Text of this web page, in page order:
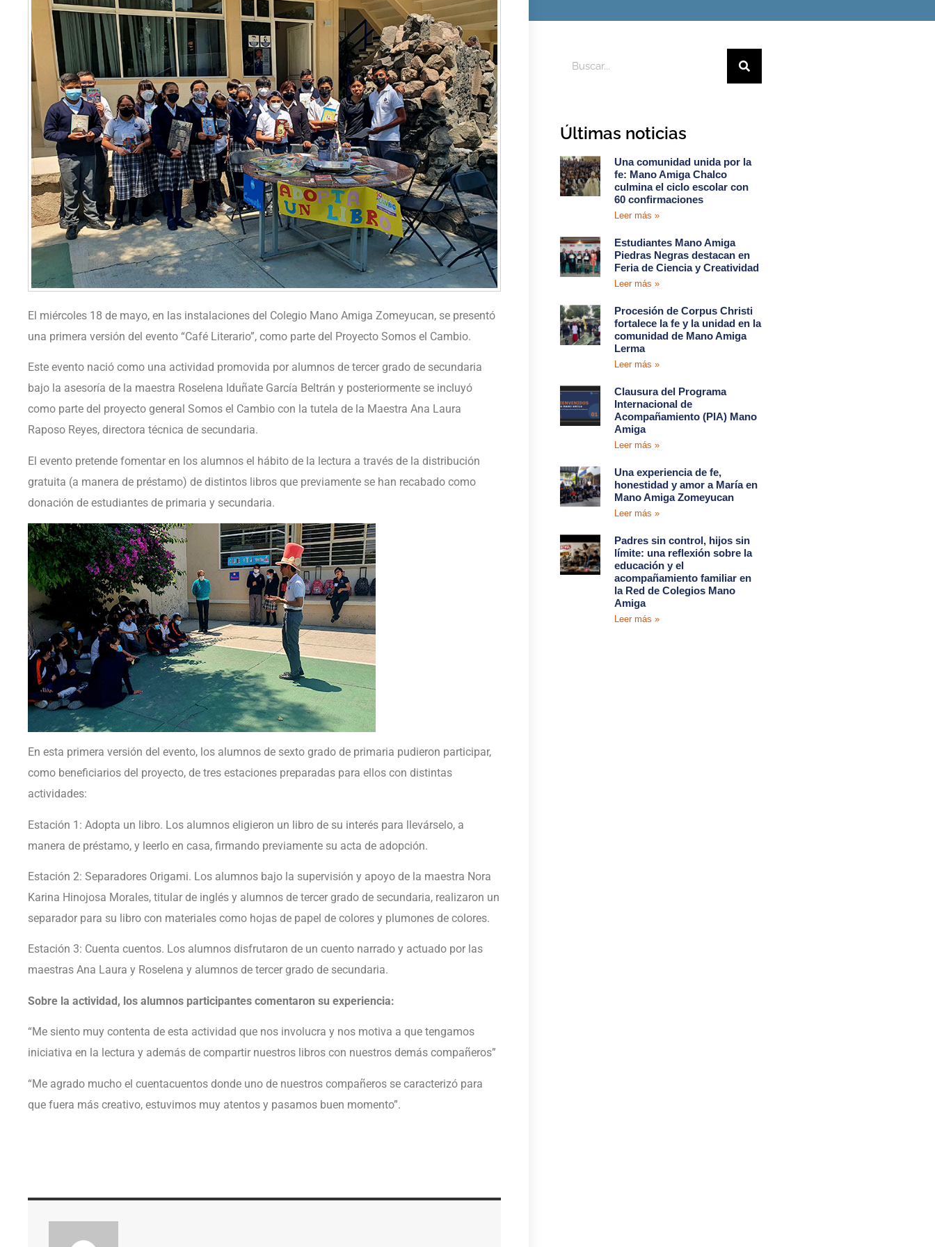
El miércoles 18 de mayo, en las instalaciones del Colegio Mano Amiga Zomeyucan, se presentó
una primera versión del evento “Café Literario”, como parte del Proyecto Somos el Cambio.
Este evento nació como una actividad promovida por alumnos de tercer grado de secundaria
bajo la asesoría de la maestra Roselena Iduñate García Beltrán y posteriormente se incluyó
como parte del proyecto general Somos el Cambio con la tutela de la Maestra Ana Laura
Raposo Reyes, directora técnica de secundaria.
El evento pretende fomentar en los alumnos el hábito de la lectura a través de la distribución
gratuita (a manera de préstamo) de distintos libros que previamente se han recabado como
donación de estudiantes de primaria y secundaria.
En esta primera versión del evento, los alumnos de sexto grado de primaria pudieron participar,
como beneficiarios del proyecto, de tres estaciones preparadas para ellos con distintas
actividades:
Estación 1: Adopta un libro. Los alumnos eligieron un libro de su interés para llevárselo, a
manera de préstamo, y leerlo en casa, firmando previamente su acta de adopción.
Estación 2: Separadores Origami. Los alumnos bajo la supervisión y apoyo de la maestra Nora
Karina Hinojosa Morales, titular de inglés y alumnos de tercer grado de secundaria, realizaron un
separador para su libro con materiales como hojas de papel de colores y plumones de colores.
Estación 3: Cuenta cuentos. Los alumnos disfrutaron de un cuento narrado y actuado por las
maestras Ana Laura y Roselena y alumnos de tercer grado de secundaria.
Sobre la actividad, los alumnos participantes comentaron su experiencia:
“Me siento muy contenta de esta actividad que nos involucra y nos motiva a que tengamos
iniciativa en la lectura y además de compartir nuestros libros con nuestros demás compañeros”
“Me agrado mucho el cuentacuentos donde uno de nuestros compañeros se caracterizó para
que fuera más creativo, estuvimos muy atentos y pasamos buen momento”.
Últimas noticias
Una comunidad unida por la
fe: Mano Amiga Chalco
culmina el ciclo escolar con
60 confirmaciones
Leer más »
Estudiantes Mano Amiga
Piedras Negras destacan en
Feria de Ciencia y Creatividad
Leer más »
Procesión de Corpus Christi
fortalece la fe y la unidad en la
comunidad de Mano Amiga
Lerma
Leer más »
Clausura del Programa
Internacional de
Acompañamiento (PIA) Mano
Amiga
Leer más »
Una experiencia de fe,
honestidad y amor a María en
Mano Amiga Zomeyucan
Leer más »
Padres sin control, hijos sin
límite: una reflexión sobre la
educación y el
acompañamiento familiar en
la Red de Colegios Mano
Amiga
Leer más »